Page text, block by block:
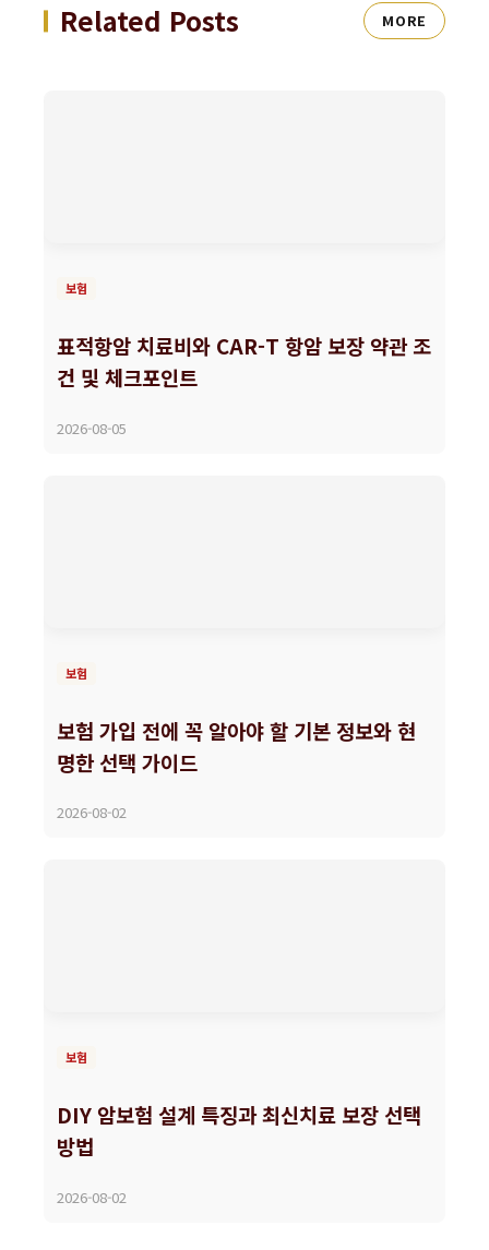
Related Posts MORE
보험
표적항암 치료비와 CAR-T 항암 보장 약관 조
건 및 체크포인트
2026-08-05
보험
보험 가입 전에 꼭 알아야 할 기본 정보와 현
명한 선택 가이드
2026-08-02
보험
DIY 암보험 설계 특징과 최신치료 보장 선택
방법
2026-08-02